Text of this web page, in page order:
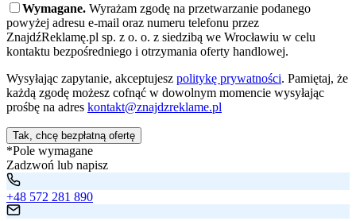
Wymagane. Wyrażam zgodę na przetwarzanie podanego
powyżej adresu e-mail oraz numeru telefonu przez
ZnajdźReklamę.pl sp. z o. o. z siedzibą we Wrocławiu w celu
kontaktu bezpośredniego i otrzymania oferty handlowej.
Wysyłając zapytanie, akceptujesz politykę prywatności. Pamiętaj, że
każdą zgodę możesz cofnąć w dowolnym momencie wysyłając
prośbę na adres kontakt@znajdzreklame.pl
Tak, chcę bezpłatną ofertę
*Pole wymagane
Zadzwoń lub napisz
+48 572 281 890